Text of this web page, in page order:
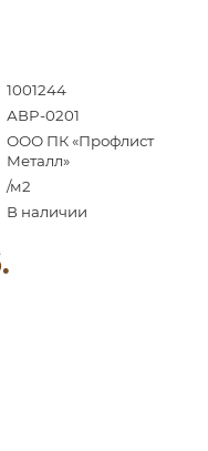
1001244
АВP-0201
ООО ПК «Профлист
Металл»
/м2
В наличии